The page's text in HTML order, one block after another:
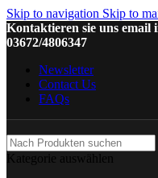
Skip to navigation Skip to
Kontaktieren sie uns email
03672/4806347
Newsletter
Contact Us
FAQs
Kategorie auswählen